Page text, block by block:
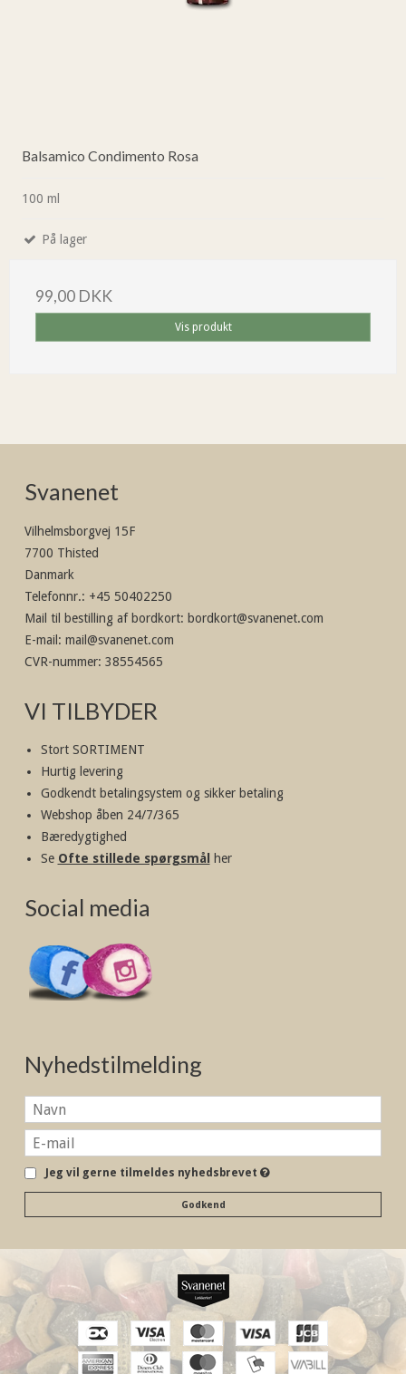
Balsamico Condimento Rosa
100 ml
På lager
99,00 DKK
Vis produkt
Svanenet
Vilhelmsborgvej 15F
7700 Thisted
Danmark
Telefonnr.: +45 50402250
Mail til bestilling af bordkort: bordkort@svanenet.com
E-mail: mail@svanenet.com
CVR-nummer: 38554565
VI TILBYDER
Stort SORTIMENT
Hurtig levering
Godkendt betalingsystem og sikker betaling
Webshop åben 24/7/365
Bæredygtighed
Se Ofte stillede spørgsmål her
Social media
Nyhedstilmelding
Jeg vil gerne tilmeldes nyhedsbrevet
Godkend